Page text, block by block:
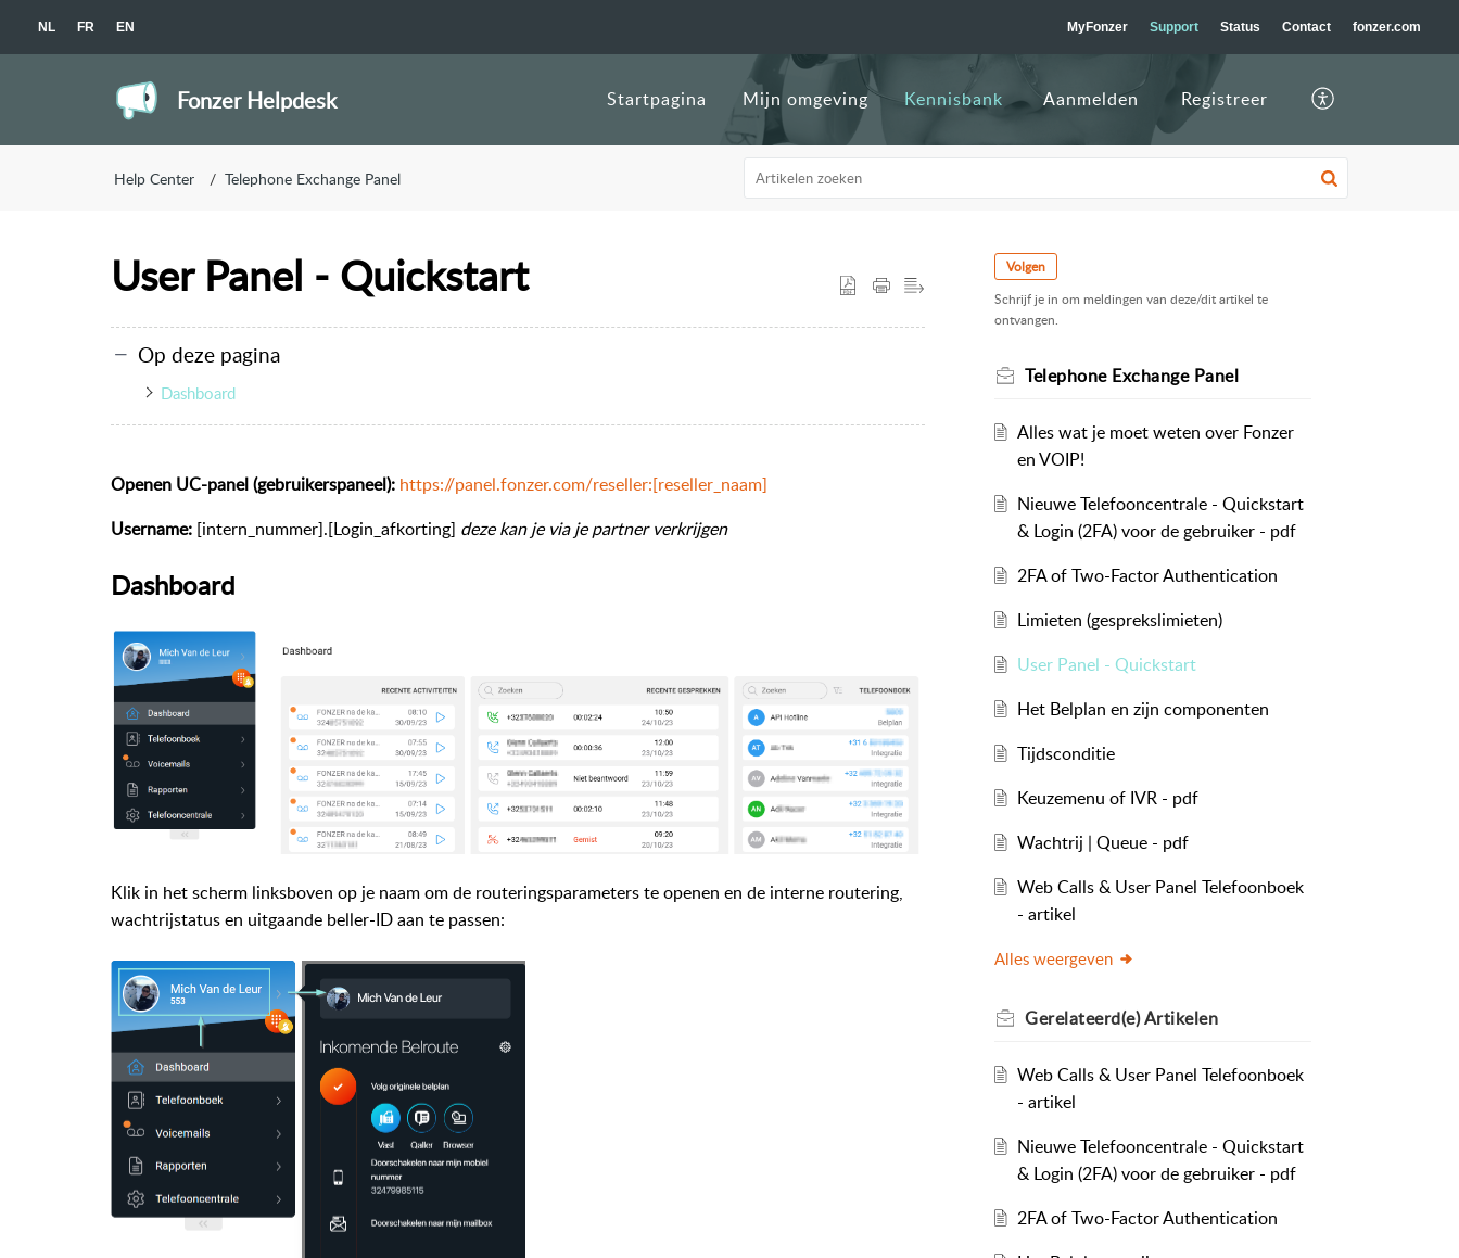
NL FR EN MyFonzer Support Status Contact fonzer.com
Fonzer Helpdesk Startpagina Mijn omgeving Kennisbank Aanmelden Registreer
Help Center Telephone Exchange Panel
User Panel - Quickstart
Op deze pagina
Dashboard
Openen UC-panel (gebruikerspaneel): https://panel.fonzer.com/reseller:[reseller_naam]
Username: [intern_nummer].[Login_afkorting] deze kan je via je partner verkrijgen
Dashboard
Klik in het scherm linksboven op je naam om de routeringsparameters te openen en de interne routering,
wachtrijstatus en uitgaande beller-ID aan te passen:
Volgen
Schrijf je in om meldingen van deze/dit artikel te
ontvangen.
Telephone Exchange Panel
Alles wat je moet weten over Fonzer
en VOIP!
Nieuwe Telefooncentrale - Quickstart
& Login (2FA) voor de gebruiker - pdf
2FA of Two-Factor Authentication
Limieten (gesprekslimieten)
User Panel - Quickstart
Het Belplan en zijn componenten
Tijdsconditie
Keuzemenu of IVR - pdf
Wachtrij | Queue - pdf
Web Calls & User Panel Telefoonboek
- artikel
Alles weergeven
Gerelateerd(e)Artikelen
Web Calls & User Panel Telefoonboek
- artikel
Nieuwe Telefooncentrale - Quickstart
& Login (2FA) voor de gebruiker - pdf
2FA of Two-Factor Authentication